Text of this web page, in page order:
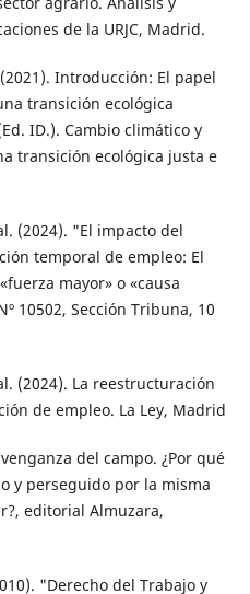
de la URJC, Madrid.
Introducción: El papel
transición ecológica
ID.). Cambio climático y
transición ecológica justa e
(2024). "El impacto del
temporal de empleo: El
mayor» o «causa
10502, Sección Tribuna, 10
(2024). La reestructuración
de empleo. La Ley, Madrid
del campo. ¿Por qué
y perseguido por la misma
editorial Almuzara,
"Derecho del Trabajo y